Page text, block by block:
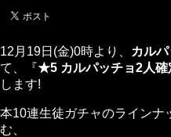
12月19日(金)0時より、 カル
て、『★5 カルパッチョ2人確
します!
本10連生徒ガチャのラインナ
む、